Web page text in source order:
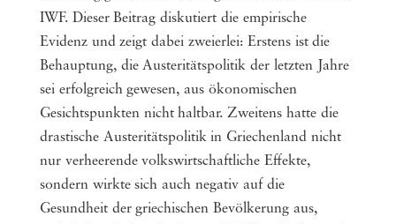
IWF. Dieser Beitrag diskutiert die empirische
Evidenz und zeigt dabei zweierlei: Erstens ist die
Behauptung, die Austeritätspolitik der letzten Jahre
sei erfolgreich gewesen, aus ökonomischen
Gesichtspunkten nicht haltbar. Zweitens hatte die
drastische Austeritätspolitik in Griechenland nicht
nur verheerende volkswirtschaftliche Effekte,
sondern wirkte sich auch negativ auf die
Gesundheit der griechischen Bevölkerung aus,